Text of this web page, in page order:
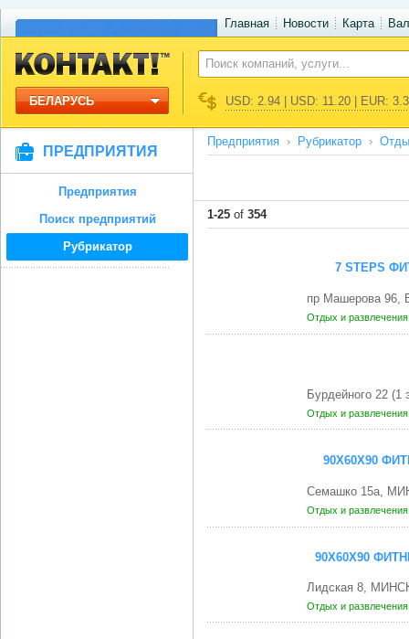
Главная Новости Карта
БЕЛАРУСЬ USD: 2.94 | USD: 11.20 | EUR:
ПРЕДПРИЯТИЯ
Предприятия
Поиск предприятий
Рубрикатор
Предприятия Рубрикатор
1-25 of 354
7 STEPS
пр Машерова 96,
Отдых и
Бурдейного 22
Отдых и
90Х60Х90
Семашко 15а,
Отдых и
90Х60Х90
Лидская 8,
Отдых и